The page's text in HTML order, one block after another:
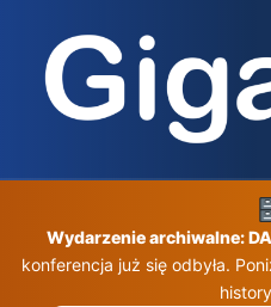
treści
Wydarzenie archiwalne:
konferencja już się odbyła.